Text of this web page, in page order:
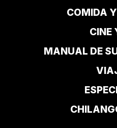
COMIDA
CINE
MANUAL DE